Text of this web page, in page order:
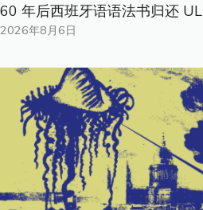
60 年后西班牙语语法书归还 UL
2026年8月6日